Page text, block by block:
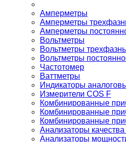
Амперметры
Амперметры
Амперметры
Вольтметры
Вольтметры
Вольтметры
Частотомер
Ваттметры
Индикаторы
Измерители COS F
Комбинированные
Комбинированные
Комбинированные
Анализаторы качества
Анализаторы